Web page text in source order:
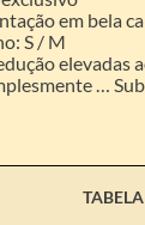
em bela
S / M
elevadas
…